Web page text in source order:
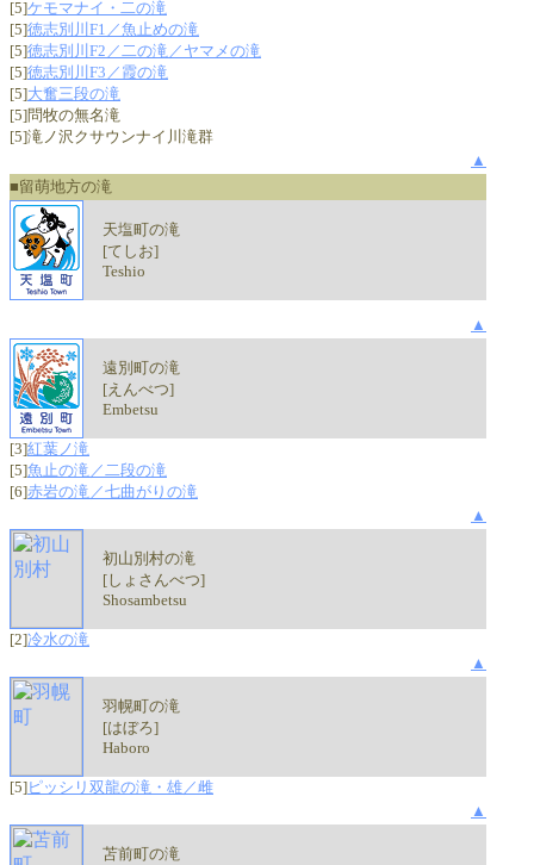
[5]ケモマナイ・二の滝
[5]徳志別川F1／魚止めの滝
[5]徳志別川F2／二の滝／ヤマメの滝
[5]徳志別川F3／霞の滝
[5]大奮三段の滝
[5]問牧の無名滝
[5]滝ノ沢クサウンナイ川滝群
▲
■留萌地方の滝
天塩町の滝
[てしお]
Teshio
▲
遠別町の滝
[えんべつ]
Embetsu
[3]紅葉ノ滝
[5]魚止の滝／二段の滝
[6]赤岩の滝／七曲がりの滝
▲
初山別村の滝
[しょさんべつ]
Shosambetsu
[2]冷水の滝
▲
羽幌町の滝
[はぼろ]
Haboro
[5]ピッシリ双龍の滝・雄／雌
▲
苫前町の滝